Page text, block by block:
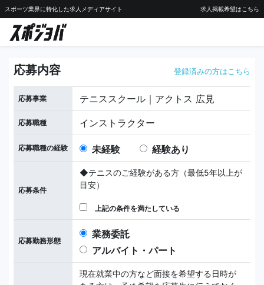
スポーツ業界に特化した求人メディアサイト 求人掲載希望はこちら
応募内容 登録済みの方はこちら
応募事業 テニススクール｜アクトス 広見
応募職種 インストラクター
応募職種の経験 未経験 経験あり
応募条件
◆テニスのご経験がある方（最低5年以上が
目安）
上記の条件を満たしている
応募勤務形態
業務委託
アルバイト・パート
現在就業中の方など面接を希望する日時が